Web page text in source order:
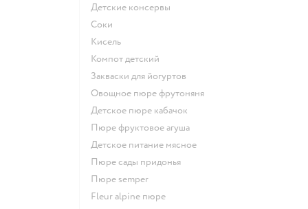
детские консервы
Соки
кисель
компот детский
Закваски для йогуртов
овощное пюре фрутоняня
детское пюре кабачок
пюре фруктовое агуша
детское питание мясное
пюре сады придонья
пюре semper
fleur alpine пюре